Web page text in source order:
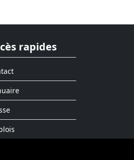
rapides